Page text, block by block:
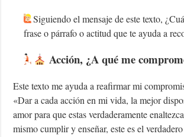
Siguiendo el mensaje de este texto,
frase o párrafo o actitud que te ayuda a
Acción, ¿A qué me
Este texto me ayuda a reafirmar mi
«Dar a cada acción en mi vida, la mejor
amor para que estas verdaderamente
mismo cumplir y enseñar, este es el